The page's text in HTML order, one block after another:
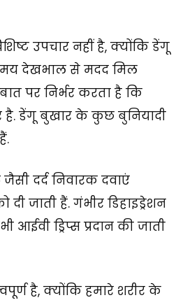
उपचार नहीं है, क्योंकि डेंगू
देखभाल से मदद मिल
पर निर्भर करता है कि
है. डेंगू बुखार के कुछ बुनियादी
दर्द निवारक दवाएं
दी जाती हैं. गंभीर डिहाइड्रेशन
ड्रिप्स प्रदान की जाती
है, क्योंकि हमारे शरीर के